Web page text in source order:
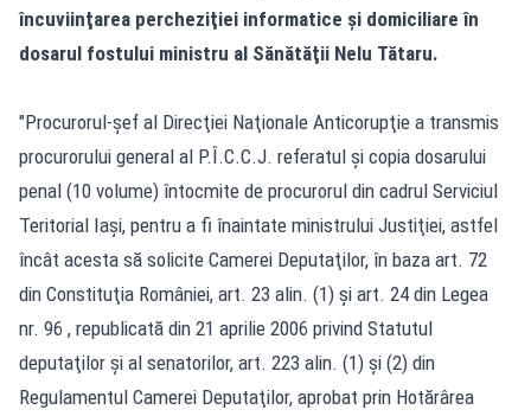
încuviinţarea percheziţiei informatice şi domiciliare în
dosarul fostului ministru al Sănătăţii Nelu Tătaru.
"Procurorul-şef al Direcţiei Naţionale Anticorupţie a transmis
procurorului general al P.Î.C.C.J. referatul şi copia dosarului
penal (10 volume) întocmite de procurorul din cadrul Serviciul
Teritorial Iaşi, pentru a fi înaintate ministrului Justiţiei, astfel
încât acesta să solicite Camerei Deputaţilor, în baza art. 72
din Constituţia României, art. 23 alin. (1) şi art. 24 din Legea
nr. 96 , republicată din 21 aprilie 2006 privind Statutul
deputaţilor şi al senatorilor, art. 223 alin. (1) şi (2) din
Regulamentul Camerei Deputaţilor, aprobat prin Hotărârea